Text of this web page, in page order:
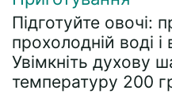
Підготуйте овочі:
прохолодній воді
Увімкніть духову
температуру 200